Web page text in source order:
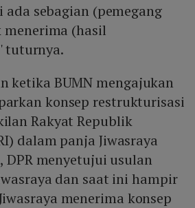
ada sebagian (pemegang
(hasil
tuturnya.
ketika BUMN mengajukan
konsep restrukturisasi
Rakyat Republik
dalam panja Jiwasraya
DPR menyetujui usulan
dan saat ini hampir
menerima konsep